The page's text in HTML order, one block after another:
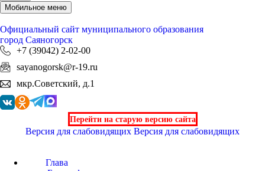
Мобильное меню
Официальный сайт муниципального образования
город Саяногорск
+7 (39042) 2-02-00
sayanogorsk@r-19.ru
мкр.Советский, д.1
Перейти на старую версию сайта
Версия для слабовидящих Версия для слабовидящих
Глава